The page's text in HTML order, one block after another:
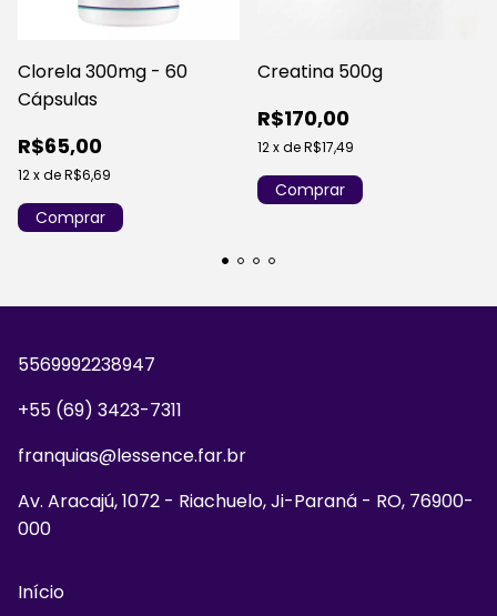
Clorela 300mg - 60
Cápsulas
R$65,00
12xdeR$6,69
Creatina 500g
R$170,00
12xdeR$17,49
5569992238947
+55 (69) 3423-7311
franquias@lessence.far.br
Av. Aracajú, 1072 - Riachuelo, Ji-Paraná - RO, 76900-
000
Início